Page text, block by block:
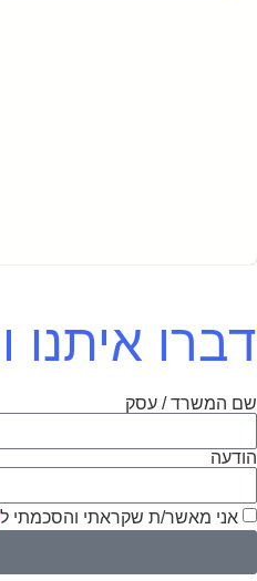
דברו
שם המשרד / עסק
הודעה
אני מאשר/ת שקראתי והסכמתי ל